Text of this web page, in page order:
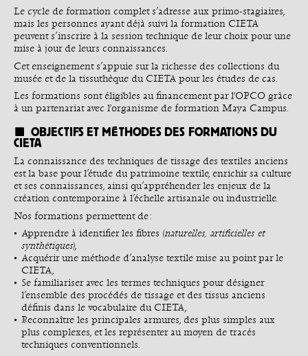
Le cycle de formation complet s’adresse aux primo-stagiaires,
mais les personnes ayant déjà suivi la formation CIETA
peuvent s’inscrire à la session technique de leur choix pour une
mise à jour de leurs connaissances.
Cet enseignement s’appuie sur la richesse des collections du
musée et de la tissuthèque du CIETA pour les études de cas.
Les formations sont éligibles au financement par l'OPCO grâce
à un partenariat avec l'organisme de formation Maya Campus.
OBJECTIFS ET MÉTHODES DES FORMATIONS DU
CIETA
La connaissance des techniques de tissage des textiles anciens
est la base pour l’étude du patrimoine textile, enrichir sa culture
et ses connaissances, ainsi qu’appréhender les enjeux de la
création contemporaine à l’échelle artisanale ou industrielle.
Nos formations permettent de :
Apprendre à identifier les fibres (naturelles, artificielles et
synthétiques),
Acquérir une méthode d’analyse textile mise au point par le
CIETA,
Se familiariser avec les termes techniques pour désigner
l’ensemble des procédés de tissage et des tissus anciens
définis dans le vocabulaire du CIETA,
Reconnaître les principales armures, des plus simples aux
plus complexes, et les représenter au moyen de tracés
techniques conventionnels.